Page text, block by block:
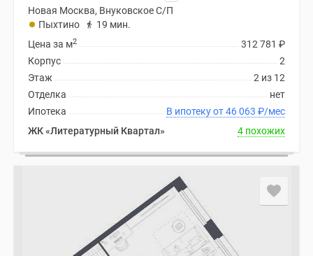
Новая Москва, Внуковское С/П
Пыхтино
19 мин.
312 781 ₽
Цена за м2
2
Корпус
2 из 12
Этаж
нет
Отделка
В ипотеку от 46 063 ₽/мес
Ипотека
ЖК «Литературный Квартал»
4 похожих